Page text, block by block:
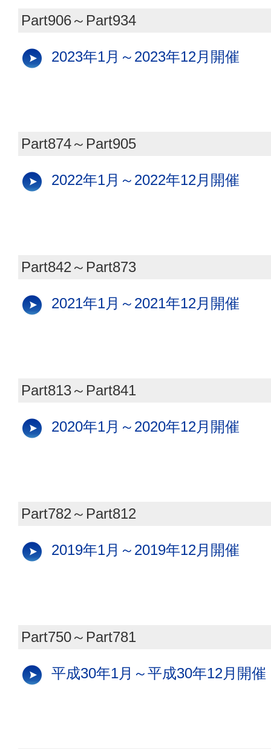
Part906～Part934
2023年1月～2023年12月開催
Part874～Part905
2022年1月～2022年12月開催
Part842～Part873
2021年1月～2021年12月開催
Part813～Part841
2020年1月～2020年12月開催
Part782～Part812
2019年1月～2019年12月開催
Part750～Part781
平成30年1月～平成30年12月開催